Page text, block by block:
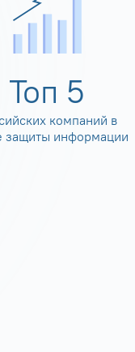
Топ 5
компаний в
защиты информации